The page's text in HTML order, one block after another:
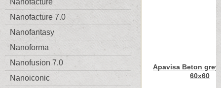
Nanofacture 7.0
Nanofantasy
Nanoforma
Nanofusion 7.0
Nanoiconic
Apavisa Beton
60x60